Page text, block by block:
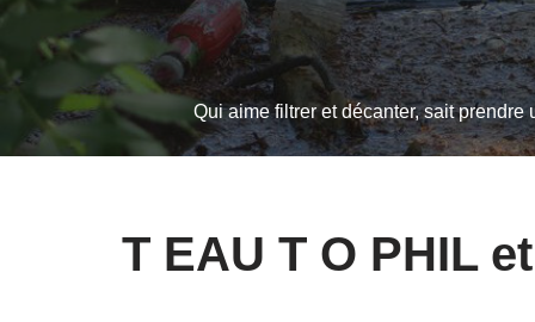
Qui aime filtrer et décanter, sait
T EAU T O PHIL